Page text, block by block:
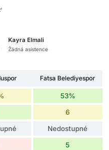
Kayra Elmali
Žádná asistence
Fatsa Belediyespor
53%
6
Nedostupné
5